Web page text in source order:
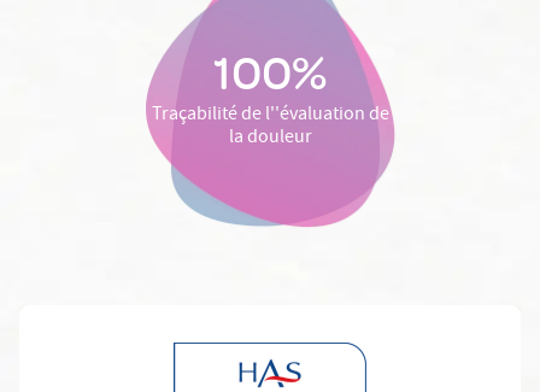
100%
Traçabilité de l''évaluation de
la douleur